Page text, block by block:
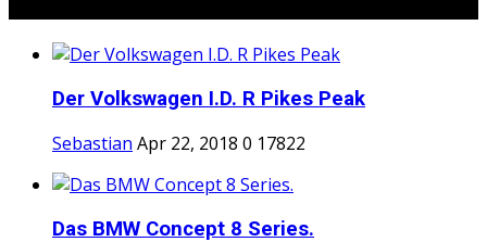
Der Volkswagen I.D. R Pikes Peak
Sebastian Apr 22, 2018 0 17822
Das BMW Concept 8 Series.